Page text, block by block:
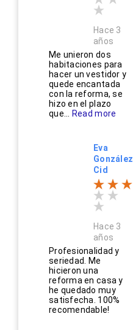
Hace 3
años
Me unieron dos
habitaciones para
hacer un vestidor y
quede encantada
con la reforma, se
hizo en el plazo
que...
Read more
Eva
González
Cid
Hace 3
años
Profesionalidad y
seriedad. Me
hicieron una
reforma en casa y
he quedado muy
satisfecha. 100%
recomendable!